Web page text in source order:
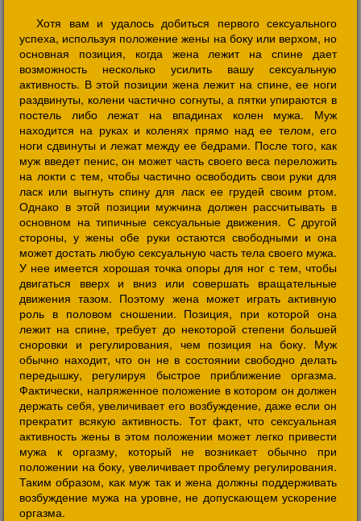
Хотя вам и удалось добиться первого сексуального
успеха, используя положение жены на боку или верхом, но
основная позиция, когда жена лежит на спине дает
возможность несколько усилить вашу сексуальную
активность. В этой позиции жена лежит на спине, ее ноги
раздвинуты, колени частично согнуты, а пятки упираются в
постель либо лежат на впадинах колен мужа. Муж
находится на руках и коленях прямо над ее телом, его
ноги сдвинуты и лежат между ее бедрами. После того, как
муж введет пенис, он может часть своего веса переложить
на локти с тем, чтобы частично освободить свои руки для
ласк или выгнуть спину для ласк ее грудей своим ртом.
Однако в этой позиции мужчина должен рассчитывать в
основном на типичные сексуальные движения. С другой
стороны, у жены обе руки остаются свободными и она
может достать любую сексуальную часть тела своего мужа.
У нее имеется хорошая точка опоры для ног с тем, чтобы
двигаться вверх и вниз или совершать вращательные
движения тазом. Поэтому жена может играть активную
роль в половом сношении. Позиция, при которой она
лежит на спине, требует до некоторой степени большей
сноровки и регулирования, чем позиция на боку. Муж
обычно находит, что он не в состоянии свободно делать
передышку, регулируя быстрое приближение оргазма.
Фактически, напряженное положение в котором он должен
держать себя, увеличивает его возбуждение, даже если он
прекратит всякую активность. Тот факт, что сексуальная
активность жены в этом положении может легко привести
мужа к оргазму, который не возникает обычно при
положении на боку, увеличивает проблему регулирования.
Таким образом, как муж так и жена должны поддерживать
возбуждение мужа на уровне, не допускающем ускорение
оргазма.